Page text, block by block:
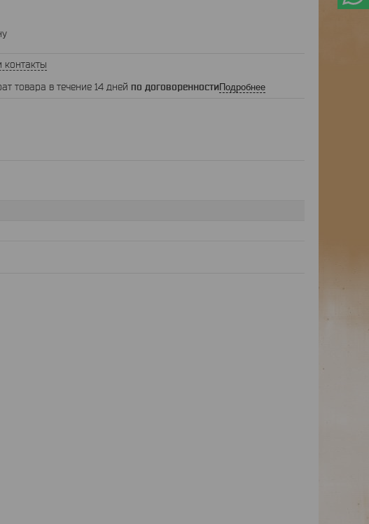
контакты
товара в течение 14 дней по договоренностиПодробнее